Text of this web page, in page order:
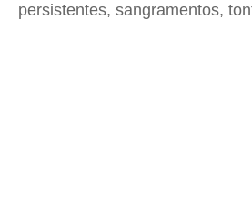
persistentes, sangramentos,